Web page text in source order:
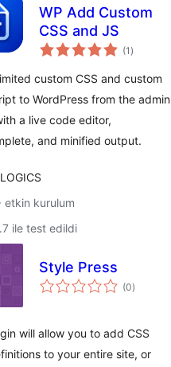
WP Add Custom
CSS and JS
(1 toplam
puan
)
custom CSS and custom
to WordPress from the admin
a live code editor,
and minified output.
etkin kurulum
ile test edildi
Style Press
(0toplam
puan
)
will allow you to add CSS
to your entire site, or